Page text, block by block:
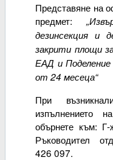
Представяне на
предмет: „
дезинсекция и
закрити площи
ЕАД и Поделение
от 24 месеца“
При
изпълнението
обърнете към:
Ръководител
426 097.